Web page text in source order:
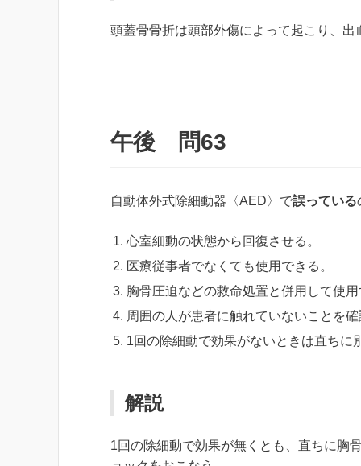
頭蓋骨骨折は頭部外傷によって起こり、
午後 問63
自動体外式除細動器〈AED〉で誤っている
心室細動の状態から回復させる。
医療従事者でなくても使用できる。
胸骨圧迫などの救命処置と併用して使
周囲の人が患者に触れていないことを
1回の除細動で効果がないときは直ちに
解説
1回の除細動で効果が無くとも、直ちに胸